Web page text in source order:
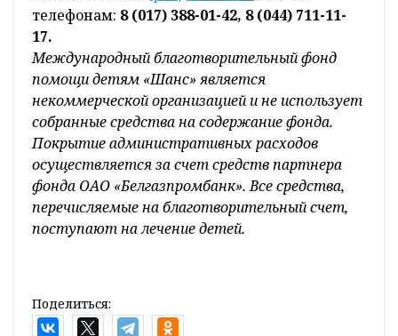
1. Платежи ЕРИП.
2. Пожертвования, благотворительность.
3. Фонд «Шанс».
SMS-пожертвование(услуга доступна для
абонентов МТС и life для физических лиц,
для абонентов Velcom данная услуга
недоступна).
Отправьте SMS-сообщение с текстом
«Дар пробел Ракчеев
пробел сумма» на бесплатный номер 553.
Узнать о других способах помощи Вадиму
можно на сайтефонда «Шанс»
Международный благотворительный фонд
помощи детям «Шанс» является